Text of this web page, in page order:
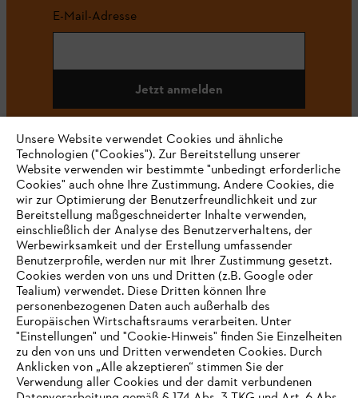
E-Mail-Adresse
Jetzt anmelden
#STIHL
Unternehmen
Häufig gestellte Fragen
Unsere Website verwendet Cookies und ähnliche
Technologien ("Cookies"). Zur Bereitstellung unserer
Website verwenden wir bestimmte "unbedingt erforderliche
Cookies" auch ohne Ihre Zustimmung. Andere Cookies, die
wir zur Optimierung der Benutzerfreundlichkeit und zur
Bereitstellung maßgeschneiderter Inhalte verwenden,
einschließlich der Analyse des Benutzerverhaltens, der
Werbewirksamkeit und der Erstellung umfassender
Benutzerprofile, werden nur mit Ihrer Zustimmung gesetzt.
Cookies werden von uns und Dritten (z.B. Google oder
Tealium) verwendet. Diese Dritten können Ihre
personenbezogenen Daten auch außerhalb des
Europäischen Wirtschaftsraums verarbeiten. Unter
"Einstellungen" und "Cookie-Hinweis" finden Sie Einzelheiten
zu den von uns und Dritten verwendeten Cookies. Durch
Anklicken von „Alle akzeptieren“ stimmen Sie der
Verwendung aller Cookies und der damit verbundenen